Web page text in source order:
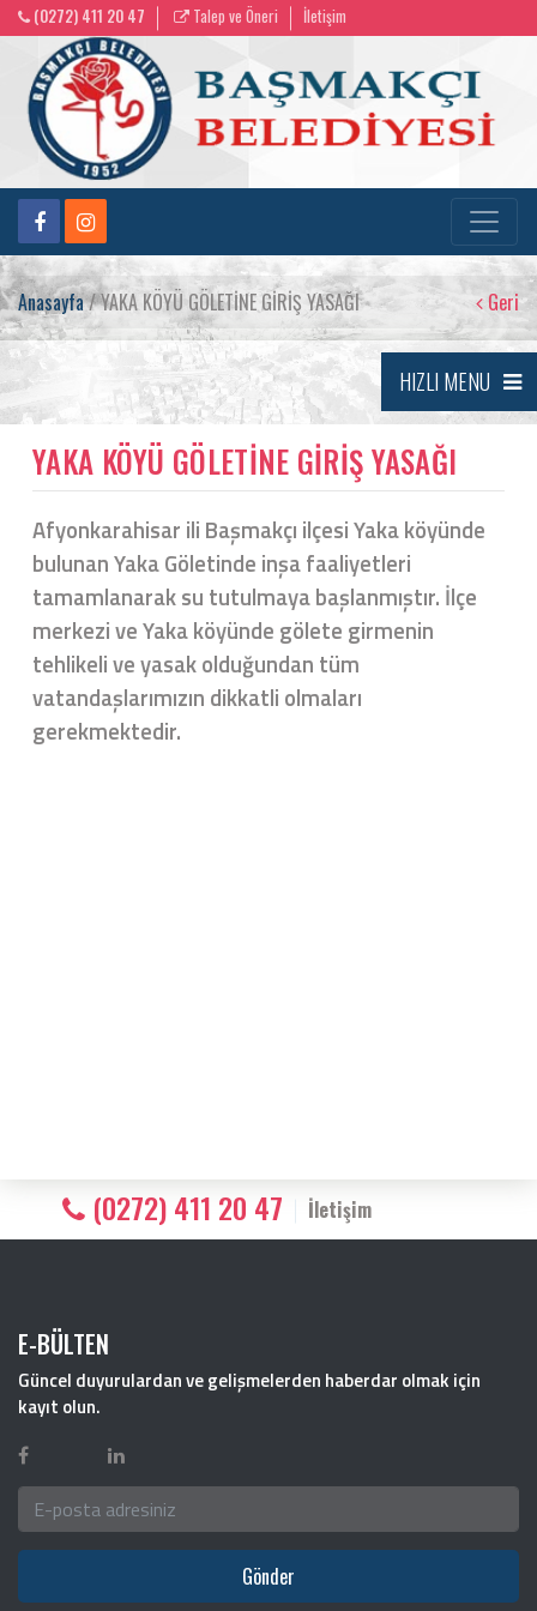
(0272) 411 20 47 Talep ve Öneri İletişim
Anasayfa/ YAKA KÖYÜ GÖLETİNE GİRİŞ YASAĞI Geri
HIZLI MENU
YAKA KÖYÜ GÖLETİNE GİRİŞ YASAĞI
Afyonkarahisar ili Başmakçı ilçesi Yaka köyünde
bulunan Yaka Göletinde inşa faaliyetleri
tamamlanarak su tutulmaya başlanmıştır. İlçe
merkezi ve Yaka köyünde gölete girmenin
tehlikeli ve yasak olduğundan tüm
vatandaşlarımızın dikkatli olmaları
gerekmektedir.
(0272) 411 20 47 İletişim
E-BÜLTEN
Güncel duyurulardan ve gelişmelerden haberdar olmak için
kayıt olun.
Gönder